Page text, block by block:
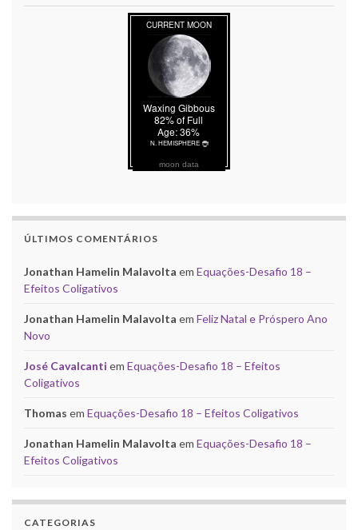
moon data
ÚLTIMOS COMENTÁRIOS
Jonathan Hamelin Malavolta em Equações-Desafio 18 –
Efeitos Coligativos
Jonathan Hamelin Malavolta em Feliz Natal e Próspero Ano
Novo
José Cavalcanti em Equações-Desafio 18 – Efeitos
Coligativos
Thomas em Equações-Desafio 18 – Efeitos Coligativos
Jonathan Hamelin Malavolta em Equações-Desafio 18 –
Efeitos Coligativos
CATEGORIAS